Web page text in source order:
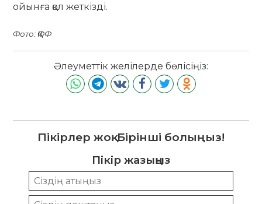
ойынға қол жеткізді.
Фото: ҚФФ
Әлеуметтік желілерде бөлісіңіз:
Пікірлер жоқ. Бірінші болыңыз!
Пікір жазыңыз